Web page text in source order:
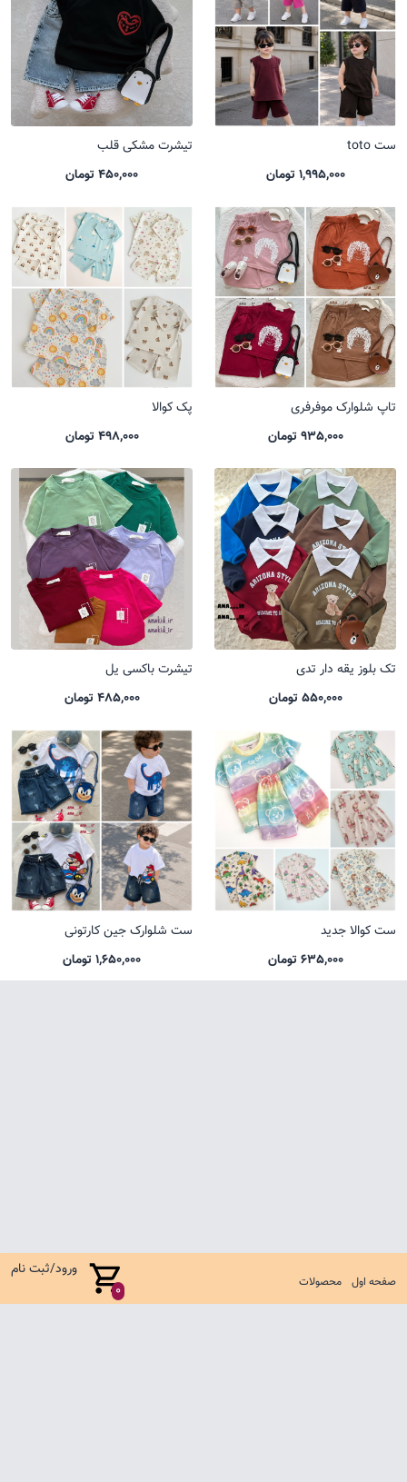
صفحه اول محصولات 0
ورود/ثبت نام
ست toto
1,995,000 تومان
تیشرت مشکی قلب
450,000 تومان
تاپ شلوارک موفرفری
935,000 تومان
پک کوالا
498,000 تومان
تک بلوز یقه دار تدی
550,000 تومان
تیشرت باکسی یل
485,000 تومان
ست کوالا جدید
635,000 تومان
ست شلوارک جین کارتونی
1,650,000 تومان